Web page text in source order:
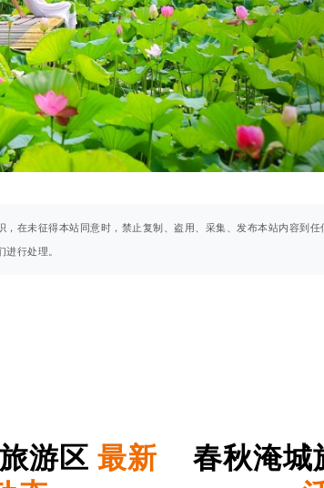
在未征得本站同意时，禁止复制、盗用、采集、发布本站内容到任
行处理。
游区 最新
春秋淹